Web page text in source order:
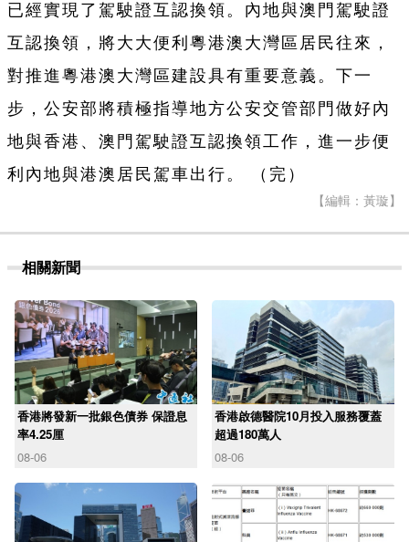
已經實現了駕駛證互認換領。內地與澳門駕駛證
互認換領，將大大便利粵港澳大灣區居民往來，
對推進粵港澳大灣區建設具有重要意義。下一
步，公安部將積極指導地方公安交管部門做好內
地與香港、澳門駕駛證互認換領工作，進一步便
利內地與港澳居民駕車出行。 （完）
【編輯：黃璇】
相關新聞
香港將發新一批銀色債券 保證息
率4.25厘
08-06
香港啟德醫院10月投入服務覆蓋
超過180萬人
08-06